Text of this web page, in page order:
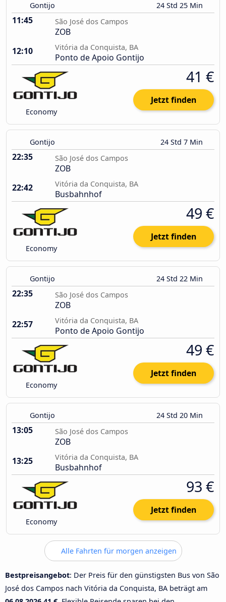
Gontijo 24 Std 25 Min
11:45 São José dos Campos
ZOB
12:10
Vitória da Conquista, BA
Ponto de Apoio Gontijo
Economy
41 €
Jetzt finden
Gontijo 24 Std 7 Min
22:35 São José dos Campos
ZOB
22:42
Vitória da Conquista, BA
Busbahnhof
Economy
49 €
Jetzt finden
Gontijo 24 Std 22 Min
22:35 São José dos Campos
ZOB
22:57
Vitória da Conquista, BA
Ponto de Apoio Gontijo
Economy
49 €
Jetzt finden
Gontijo 24 Std 20 Min
13:05 São José dos Campos
ZOB
13:25
Vitória da Conquista, BA
Busbahnhof
Economy
93 €
Jetzt finden
Alle Fahrten für morgen anzeigen
Bestpreisangebot: Der Preis für den günstigsten Bus von São
José dos Campos nach Vitória da Conquista, BA beträgt am